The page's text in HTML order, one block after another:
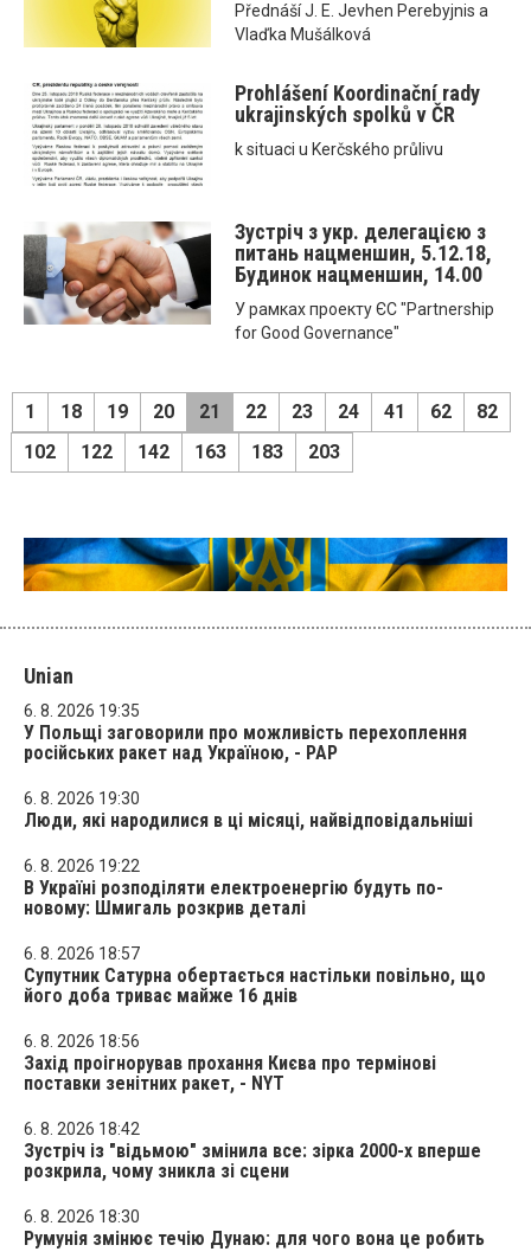
Přednáší J. E. Jevhen Perebyjnis a
Vlaďka Mušálková
Prohlášení Koordinační rady
ukrajinských spolků v ČR
k situaci u Kerčského průlivu
Зустріч з укр. делегацією з
питань нацменшин, 5.12.18,
Будинок нацменшин, 14.00
У рамках проекту ЄС "Partnership
for Good Governance"
1 18 19 20 21 22 23 24 41 62
82
102
122 142 163 183 203
Unian
6. 8. 2026 19:35
У Польщі заговорили про можливість перехоплення
російських ракет над Україною, - PAP
6. 8. 2026 19:30
Люди, які народилися в ці місяці, найвідповідальніші
6. 8. 2026 19:22
В Україні розподіляти електроенергію будуть по-
новому: Шмигаль розкрив деталі
6. 8. 2026 18:57
Супутник Сатурна обертається настільки повільно, що
його доба триває майже 16 днів
6. 8. 2026 18:56
Захід проігнорував прохання Києва про термінові
поставки зенітних ракет, - NYT
6. 8. 2026 18:42
Зустріч із "відьмою" змінила все: зірка 2000-х вперше
розкрила, чому зникла зі сцени
6. 8. 2026 18:30
Румунія змінює течію Дунаю: для чого вона це робить